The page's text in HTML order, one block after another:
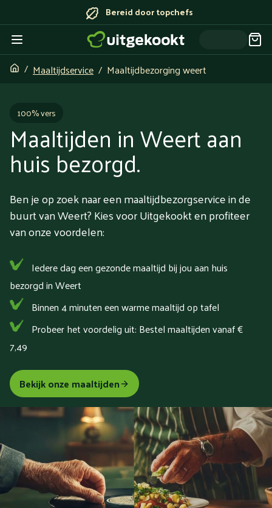
Bereid door topchefs
Maaltijdservice Maaltijdbezorging weert
100% vers
Maaltijden in Weert aan
huis bezorgd.
Ben je op zoek naar een maaltijdbezorgservice in de
buurt van Weert? Kies voor Uitgekookt en profiteer
van onze voordelen:
Iedere dag een gezonde maaltijd bij jou aan huis
bezorgd in Weert
Binnen 4 minuten een warme maaltijd op tafel
Probeer het voordelig uit: Bestel maaltijden vanaf €
7,49
Bekijk onze maaltijden